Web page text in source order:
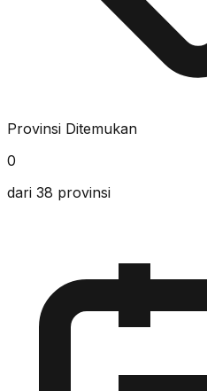
Provinsi Ditemukan
0
dari 38 provinsi